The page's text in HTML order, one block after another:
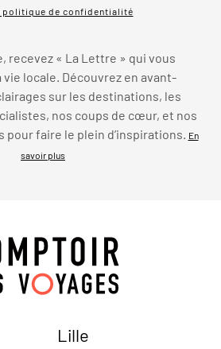
politique de confidentialité
recevez « La Lettre » qui vous
vie locale. Découvrez en avant-
sur les destinations, les
nos coups de cœur, et nos
faire le plein d’inspirations.
En
savoir plus
Lille